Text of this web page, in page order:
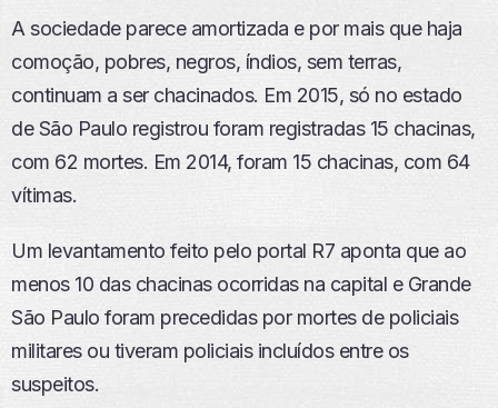
A sociedade parece amortizada e por mais que haja
comoção, pobres, negros, índios, sem terras,
continuam a ser chacinados. Em 2015, só no estado
de São Paulo registrou foram registradas 15 chacinas,
com 62 mortes. Em 2014, foram 15 chacinas, com 64
vítimas.
Um levantamento feito pelo portal R7 aponta que ao
menos 10 das chacinas ocorridas na capital e Grande
São Paulo foram precedidas por mortes de policiais
militares ou tiveram policiais incluídos entre os
suspeitos.